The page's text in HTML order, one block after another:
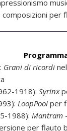
per
Grani di ricordi
1918): Syrinx
LoopPool per
1988): Mantram
per flauto